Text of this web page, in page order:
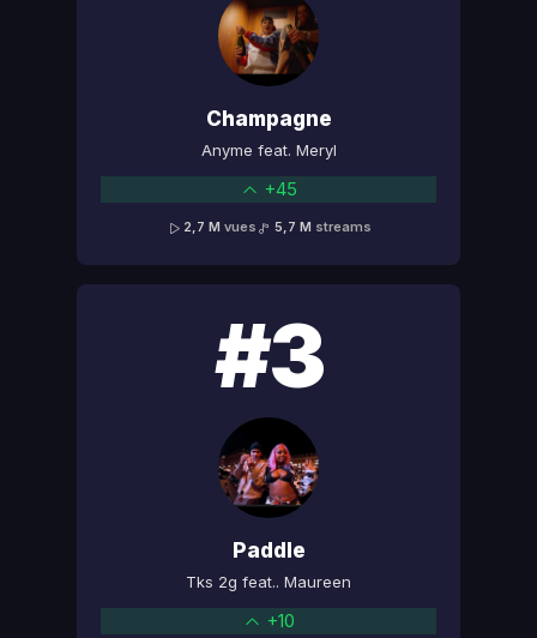
Champagne
Anyme feat. Meryl
+45
2,7 M vues 5,7 M streams
#3
Paddle
Tks 2g feat.. Maureen
+10